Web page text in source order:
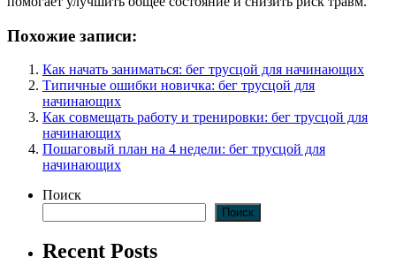
Похожие записи:
Как начать заниматься: бег трусцой для начинающих
Типичные ошибки новичка: бег трусцой для
начинающих
Как совмещать работу и тренировки: бег трусцой для
начинающих
Пошаговый план на 4 недели: бег трусцой для
начинающих
Поиск
Поиск
Recent Posts